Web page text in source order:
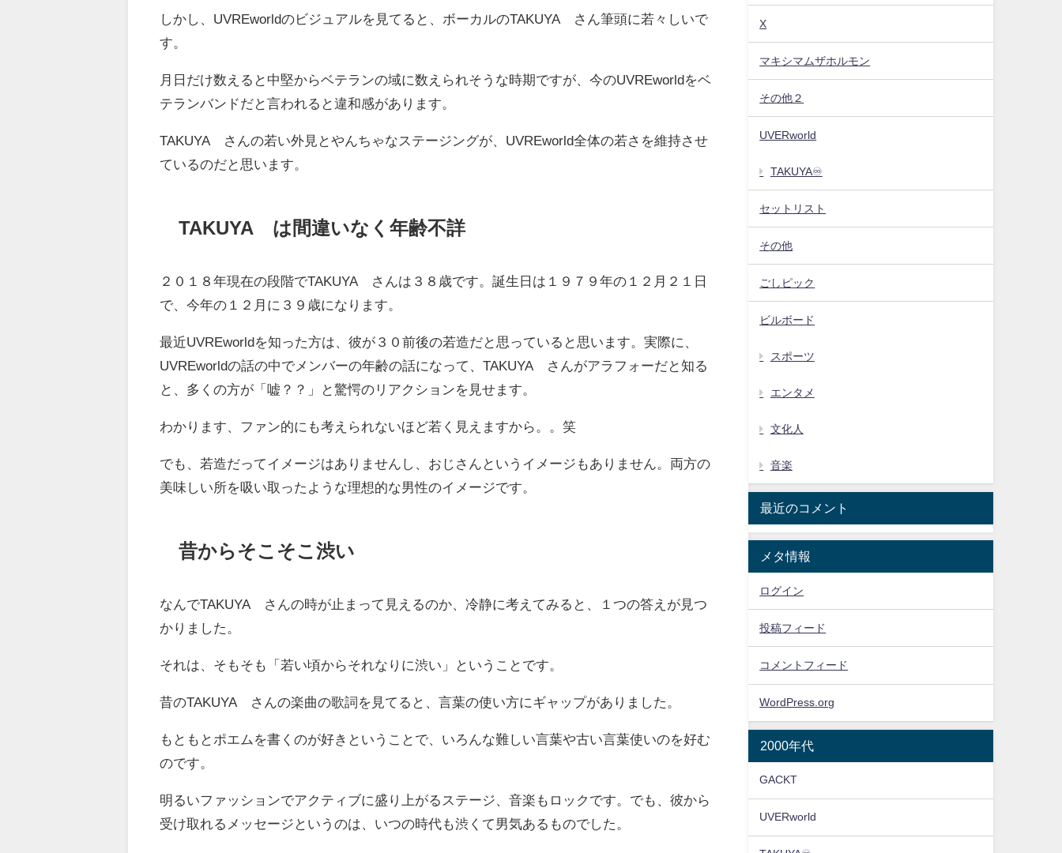
しかし、UVREworldのビジュアルを見てると、ボーカルのTAKUYA∞さん筆頭に若々しいで
す。
月日だけ数えると中堅からベテランの域に数えられそうな時期ですが、今のUVREworldをベ
テランバンドだと言われると違和感があります。
TAKUYA∞さんの若い外見とやんちゃなステージングが、UVREworld全体の若さを維持させ
ているのだと思います。
TAKUYA∞は間違いなく年齢不詳
２０１８年現在の段階でTAKUYA∞さんは３８歳です。誕生日は１９７９年の１２月２１日
で、今年の１２月に３９歳になります。
最近UVREworldを知った方は、彼が３０前後の若造だと思っていると思います。実際に、
UVREworldの話の中でメンバーの年齢の話になって、TAKUYA∞さんがアラフォーだと知る
と、多くの方が「嘘？？」と驚愕のリアクションを見せます。
わかります、ファン的にも考えられないほど若く見えますから。。笑
でも、若造だってイメージはありませんし、おじさんというイメージもありません。両方の
美味しい所を吸い取ったような理想的な男性のイメージです。
昔からそこそこ渋い
なんでTAKUYA∞さんの時が止まって見えるのか、冷静に考えてみると、１つの答えが見つ
かりました。
それは、そもそも「若い頃からそれなりに渋い」ということです。
昔のTAKUYA∞さんの楽曲の歌詞を見てると、言葉の使い方にギャップがありました。
もともとポエムを書くのが好きということで、いろんな難しい言葉や古い言葉使いのを好む
のです。
明るいファッションでアクティブに盛り上がるステージ、音楽もロックです。でも、彼から
受け取れるメッセージというのは、いつの時代も渋くて男気あるものでした。
X
マキシマムザホルモン
その他２
UVERworld
TAKUYA♾️
セットリスト
その他
ごしピック
ビルボード
スポーツ
エンタメ
文化人
音楽
最近のコメント
メタ情報
ログイン
投稿フィード
コメントフィード
WordPress.org
2000年代
GACKT
UVERworld